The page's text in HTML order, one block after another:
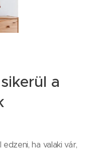
a
ha valaki vár,